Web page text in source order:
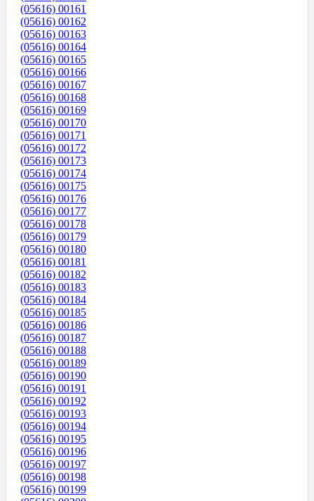
(05616) 00161
(05616) 00162
(05616) 00163
(05616) 00164
(05616) 00165
(05616) 00166
(05616) 00167
(05616) 00168
(05616) 00169
(05616) 00170
(05616) 00171
(05616) 00172
(05616) 00173
(05616) 00174
(05616) 00175
(05616) 00176
(05616) 00177
(05616) 00178
(05616) 00179
(05616) 00180
(05616) 00181
(05616) 00182
(05616) 00183
(05616) 00184
(05616) 00185
(05616) 00186
(05616) 00187
(05616) 00188
(05616) 00189
(05616) 00190
(05616) 00191
(05616) 00192
(05616) 00193
(05616) 00194
(05616) 00195
(05616) 00196
(05616) 00197
(05616) 00198
(05616) 00199